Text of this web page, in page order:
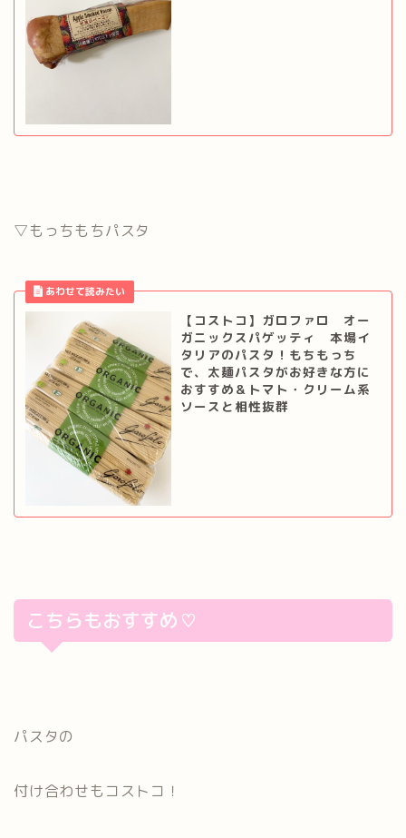
▽もっちもちパスタ
【コストコ】ガロファロ オー
ガニックスパゲッティ 本場イ
タリアのパスタ！もちもっち
で、太麺パスタがお好きな方に
おすすめ＆トマト・クリーム系
ソースと相性抜群
こちらもおすすめ♡
パスタの
付け合わせもコストコ！